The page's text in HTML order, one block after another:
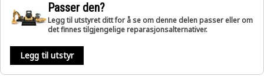
Passer den?
Legg til utstyret ditt for å se om denne delen passer eller om
det finnes tilgjengelige reparasjonsalternativer.
Legg til utstyr